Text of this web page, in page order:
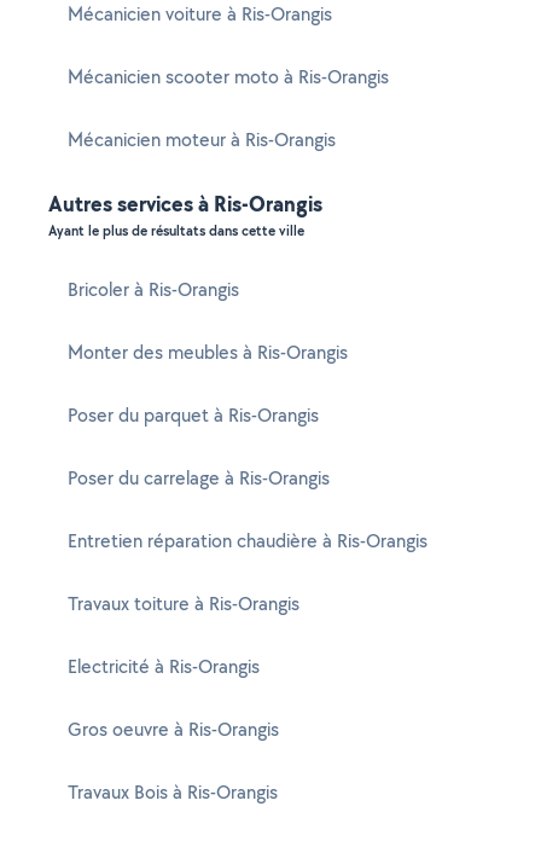
Mécanicien voiture à Ris-Orangis
Mécanicien scooter moto à Ris-Orangis
Mécanicien moteur à Ris-Orangis
Autres services à Ris-Orangis
Ayant le plus de résultats dans cette ville
Bricoler à Ris-Orangis
Monter des meubles à Ris-Orangis
Poser du parquet à Ris-Orangis
Poser du carrelage à Ris-Orangis
Entretien réparation chaudière à Ris-Orangis
Travaux toiture à Ris-Orangis
Electricité à Ris-Orangis
Gros oeuvre à Ris-Orangis
Travaux Bois à Ris-Orangis